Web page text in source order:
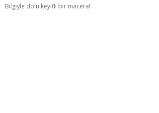
Bilgiyle dolu keyifli bir macera!